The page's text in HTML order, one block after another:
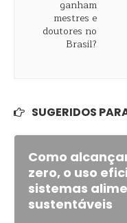
SUGERIDOS
Como
zero, o uso
sistemas
sustentáveis